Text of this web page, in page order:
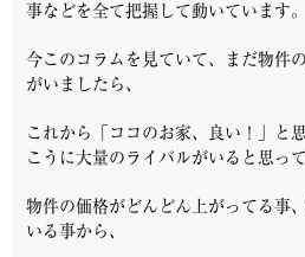
事などを全て把握して動いています。
今このコラムを見ていて、まだ物件
がいましたら、
これから「ココのお家、良い！」と
こうに大量のライバルがいると思っ
物件の価格がどんどん上がってる事
いる事から、